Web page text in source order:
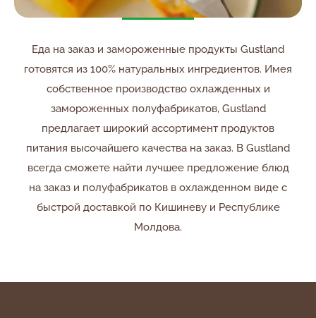
Еда на заказ и замороженные продукты Gustland
готовятся из 100% натуральных ингредиентов. Имея
собственное производство охлажденных и
замороженных полуфабрикатов, Gustland
предлагает широкий ассортимент продуктов
питания высочайшего качества на заказ. В Gustland
всегда сможете найти лучшее предложение блюд
на заказ и полуфабрикатов в охлажденном виде с
быстрой доставкой по Кишиневу и Республике
Молдова.